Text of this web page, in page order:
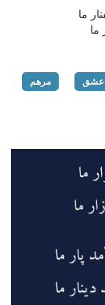
ما
ما
عشق مرهم